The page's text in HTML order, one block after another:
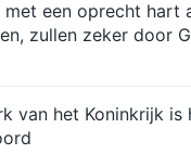
een oprecht hart
zullen zeker door
van het Koninkrijk is